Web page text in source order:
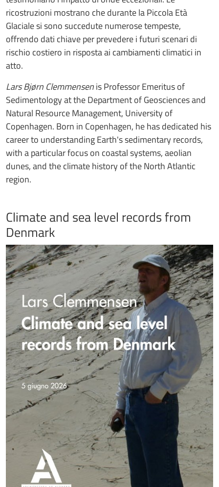
ricostruzioni mostrano che durante la Piccola Età
Glaciale si sono succedute numerose tempeste,
offrendo dati chiave per prevedere i futuri scenari di
rischio costiero in risposta ai cambiamenti climatici in
atto.
Lars Bjørn Clemmensenis Professor Emeritus of
Sedimentology at the Department of Geosciences and
Natural Resource Management, University of
Copenhagen. Born in Copenhagen, he has dedicated his
career to understanding Earth's sedimentary records,
with a particular focus on coastal systems, aeolian
dunes, and the climate history of the North Atlantic
region.
Climate and sea level records from
Denmark